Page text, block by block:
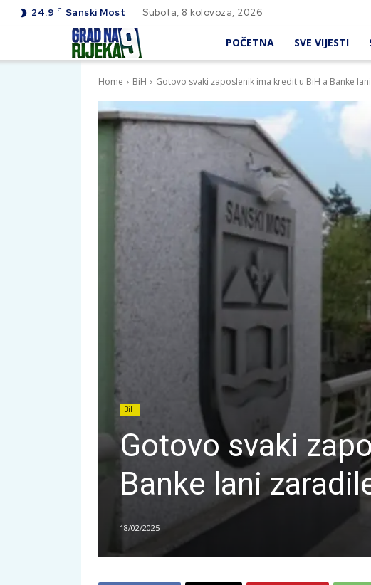
24.9 C Sanski Most Subota, 8 kolovoza, 2026
POČETNA SVE VIJESTI
Home BiH Gotovo svaki zaposlenik ima kredit u BiH a Banke
BiH
Gotovo svaki
Banke lani
18/02/2025